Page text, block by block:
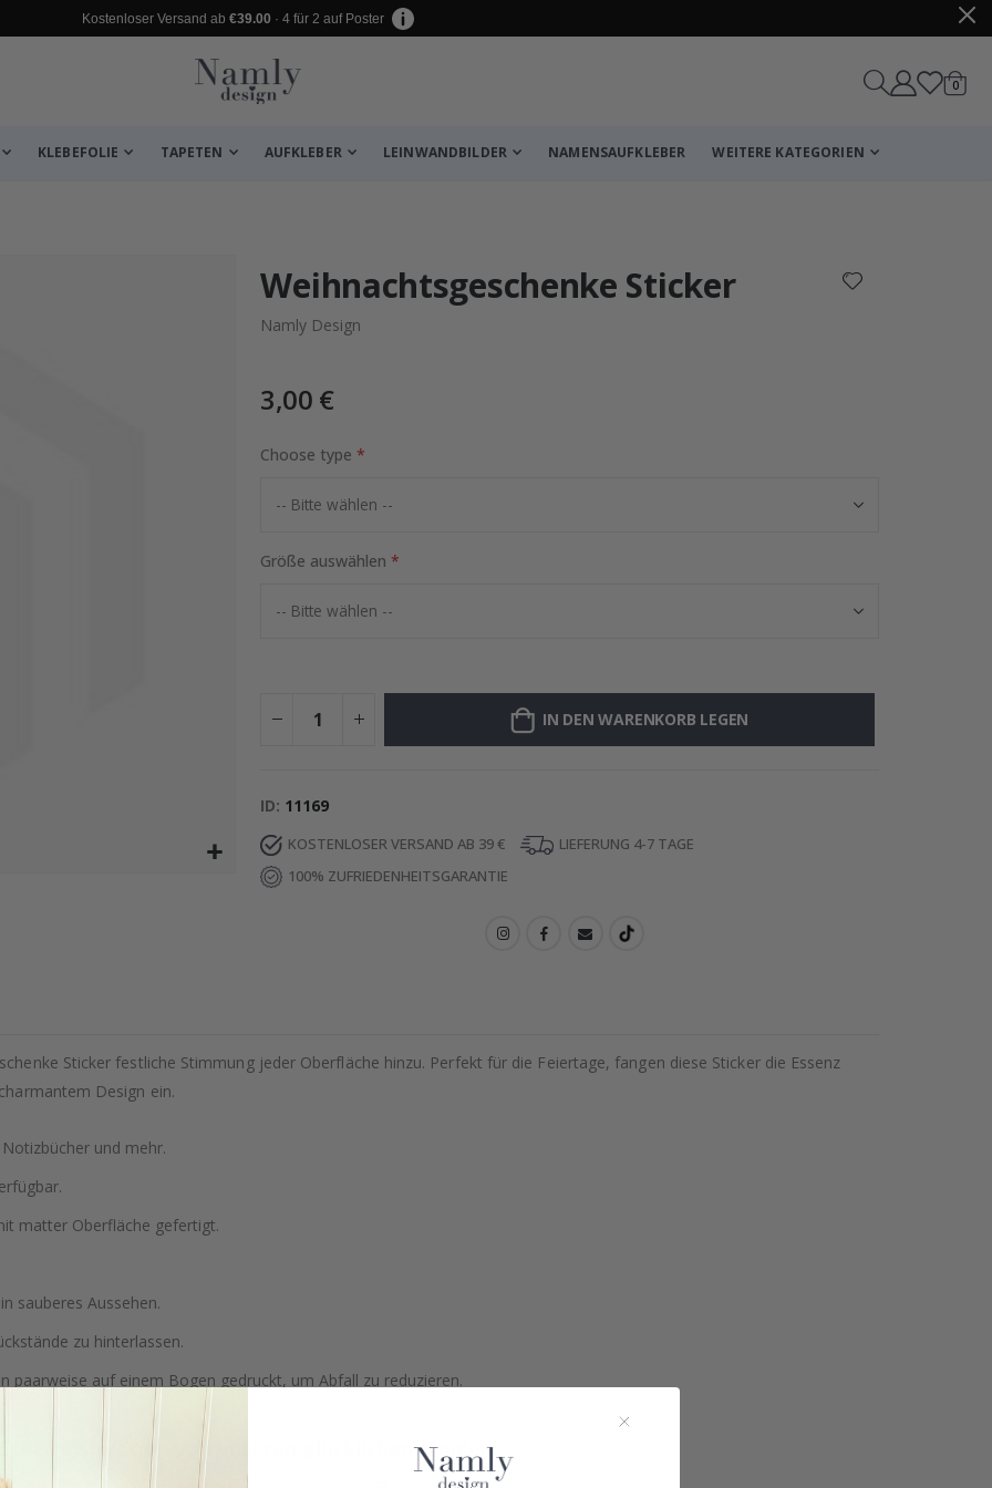
Kostenloser Versand ab €39.00 · 4 für 2 auf Poster
Wagen
0
KLEBEFOLIE TAPETEN AUFKLEBER LEINWANDBILDER NAMENSAUFKLEBER WEITERE KATEGORIEN
Weihnachtsgeschenke Sticker
Namly Design
3,00 €
Choose type
Größe auswählen
IN DEN WARENKORB LEGEN
ID 11169
KOSTENLOSER VERSAND AB 39 €
LIEFERUNG 4-7 TAGE
100% ZUFRIEDENHEITSGARANTIE
Sticker festliche Stimmung jeder Oberfläche hinzu. Perfekt für die Feiertage, fangen diese Sticker die Essenz
Design ein.
und mehr.
matter Oberfläche gefertigt.
sauberes Aussehen.
zu hinterlassen.
paarweise auf einem Bogen gedruckt, um Abfall zu reduzieren.
Echte Inspiration von unseren glücklichen Kunden!